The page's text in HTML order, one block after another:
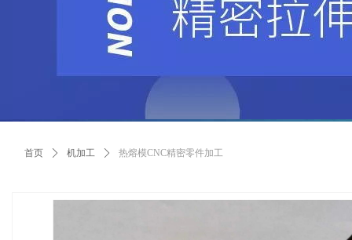
首页 ꄲ 机加工 ꄲ 热熔模CNC精密零件加工